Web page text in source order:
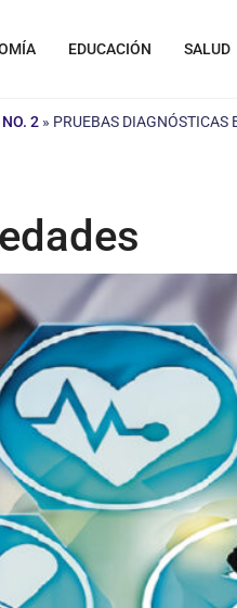
EDUCACIÓN SALUD
2 » PRUEBAS DIAGNÓSTICAS